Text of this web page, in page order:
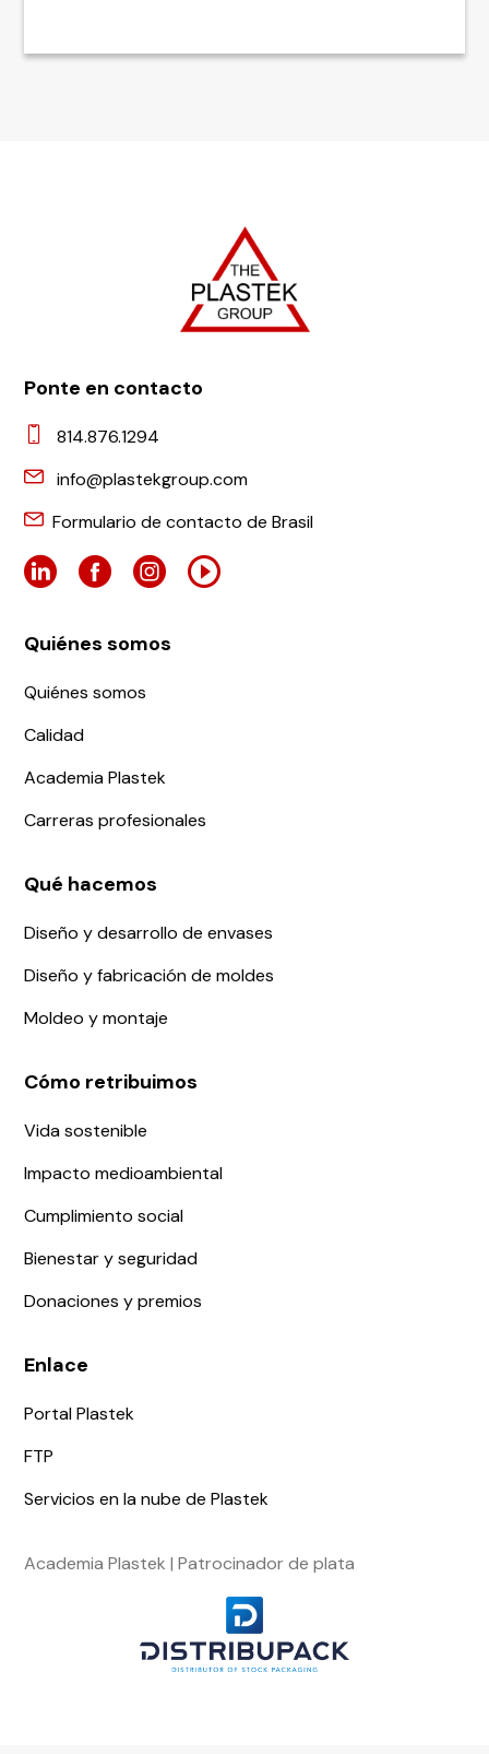
Ponte en contacto
814.876.1294
info@plastekgroup.com
Formulario de contacto de Brasil
Quiénes somos
Quiénes somos
Calidad
Academia Plastek
Carreras profesionales
Qué hacemos
Diseño y desarrollo de envases
Diseño y fabricación de moldes
Moldeo y montaje
Cómo retribuimos
Vida sostenible
Impacto medioambiental
Cumplimiento social
Bienestar y seguridad
Donaciones y premios
Enlace
Portal Plastek
FTP
Servicios en la nube de Plastek
Academia Plastek | Patrocinador de plata